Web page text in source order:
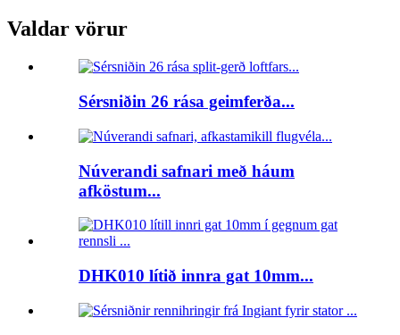
Valdar vörur
Sérsniðin 26 rása geimferða...
Núverandi safnari með háum
afköstum...
DHK010 lítið innra gat 10mm...